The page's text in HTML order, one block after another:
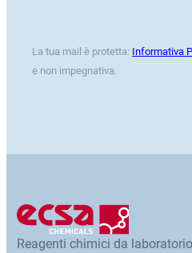
La tua mail è protetta: Informativa
e non impegnativa.
Reagenti chimici da